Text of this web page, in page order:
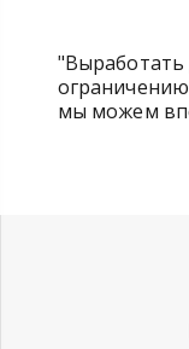
мы можем